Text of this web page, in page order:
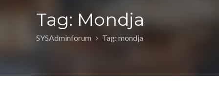
Tag: Mondja
SYSAdminforum Tag: mondja